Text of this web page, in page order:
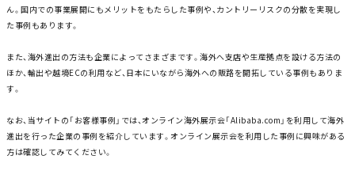
ん。国内での事業展開にもメリットをもたらした事例や、カントリーリスクの分散を実現し
た事例もあります。
また、海外進出の方法も企業によってさまざまです。海外へ支店や生産拠点を設ける方法の
ほか、輸出や越境ECの利用など、日本にいながら海外への販路を開拓している事例もありま
す。
なお、当サイトの「 お客様事例 」では、オンライン海外展示会「Alibaba.com」を利用して海外
進出を行った企業の事例を紹介しています。オンライン展示会を利用した事例に興味がある
方は確認してみてください。